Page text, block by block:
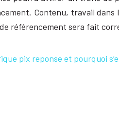
Contenu, travail dans
référencement sera fait
pix reponse et pourquoi